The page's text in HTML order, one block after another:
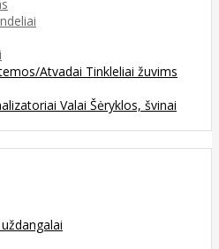
Atvadai Tinkleliai žuvims
Valai Šėryklos, švinai